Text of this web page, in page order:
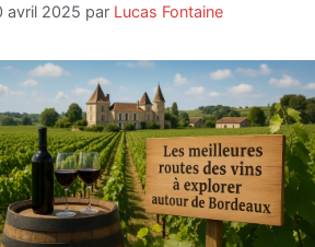
avril 2025 par Lucas Fontaine